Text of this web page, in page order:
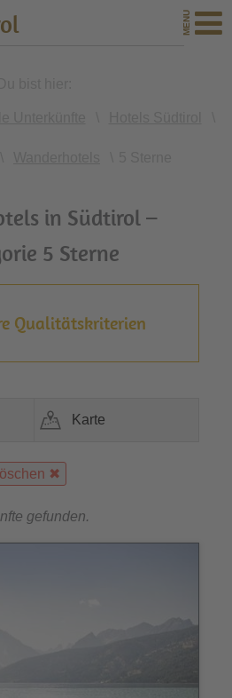
in Südtirol –
5 Sterne
Qualitätskriterien
Karte
gefunden.